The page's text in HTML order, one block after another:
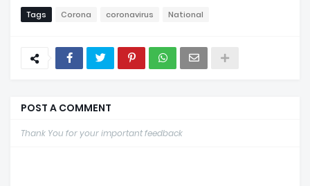
Tags Corona coronavirus National
POST A COMMENT
Thank You for your important feedback